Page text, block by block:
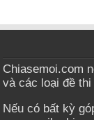
Chiasemoi.com
và các loại đề
Nếu có bất kỳ